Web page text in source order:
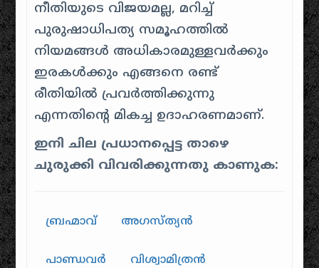
നീതിയുടെ വിജയമല്ല, മറിച്ച്
പുരുഷാധിപത്യ സമൂഹത്തിൽ
നിയമങ്ങൾ അധികാരമുള്ളവർക്കും
ഇരകൾക്കും എങ്ങനെ രണ്ട്
രീതിയിൽ പ്രവർത്തിക്കുന്നു
എന്നതിന്റെ മികച്ച ഉദാഹരണമാണ്.
ഇനി ചില പ്രധാനപ്പെട്ട താഴെ
ചുരുക്കി വിവരിക്കുന്നതു കാണുക:
ബ്രഹ്മാവ് അഗസ്ത്യൻ
പാണ്ഡവർ വിശ്വാമിത്രൻ